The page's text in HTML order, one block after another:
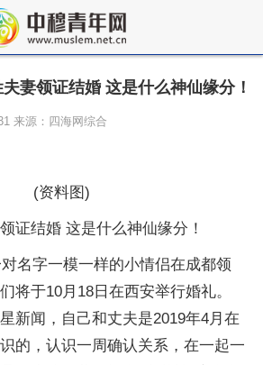
妻领证结婚 这是什么神仙缘分！
来源：四海网综合
(资料图)
证结婚 这是什么神仙缘分！
名字一模一样的小情侣在成都领
将于10月18日在西安举行婚礼。
新闻，自己和丈夫是2019年4月在
的，认识一周确认关系，在一起一